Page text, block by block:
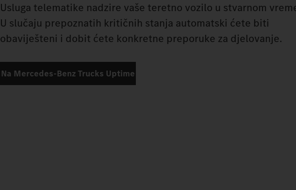
Usluga telematike nadzire vaše teretno vozilo u stvarnom
U slučaju prepoznatih kritičnih stanja automatski ćete biti
obaviješteni i dobit ćete konkretne preporuke za djelovanje.
Na Mercedes‑Benz Trucks Uptime